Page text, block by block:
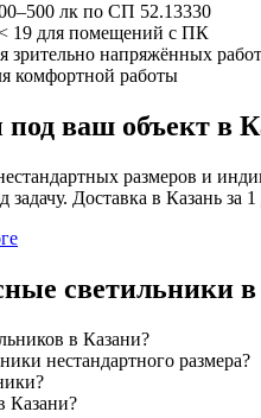
лк по СП 52.13330
19 для помещений с ПК
зрительно напряжённых работ
комфортной работы
ваш объект в
размеров и
Доставка в Казань за 1
светильники
в Казани?
нестандартного размера?
Казани?